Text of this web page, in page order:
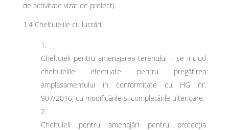
de activitate vizat de proiect).
1.4 Cheltuielile cu lucrări:
Cheltuieli pentru amenajarea terenului – se includ
cheltuielile efectuate pentru pregătirea
amplasamentului în conformitate cu HG nr.
907/2016, cu modificările și completările ulterioare.
Cheltuieli pentru amenajări pentru protecţia